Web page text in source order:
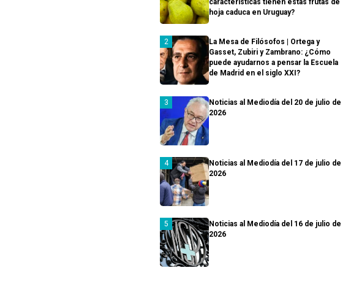
características tienen estas frutas de
hoja caduca en Uruguay?
La Mesa de Filósofos | Ortega y
Gasset, Zubiri y Zambrano: ¿Cómo
puede ayudarnos a pensar la Escuela
de Madrid en el siglo XXI?
Noticias al Mediodía del 20 de julio de
2026
Noticias al Mediodía del 17 de julio de
2026
Noticias al Mediodía del 16 de julio de
2026